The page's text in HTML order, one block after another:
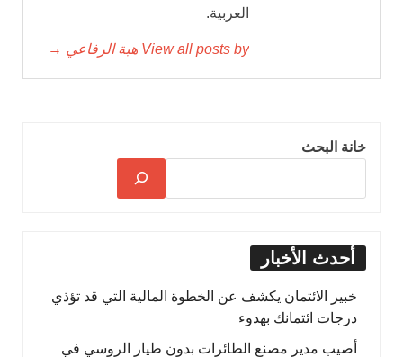
العربية.
View all posts by هبة الرفاعي →
خانة البحث
أحدث الأخبار
خبير الائتمان يكشف عن الخطوة المالية التي قد تؤذي
درجات ائتمانك بهدوء
أصيب مدير مصنع الطائرات بدون طيار الروسي في